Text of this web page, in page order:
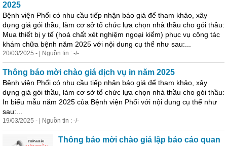
2025
Bệnh viện Phổi có nhu cầu tiếp nhận báo giá để tham khảo, xây
dựng giá gói thầu, làm cơ sở tổ chức lựa chọn nhà thầu cho gói thầu:
Mua thiết bị y tế (hoá chất xét nghiệm ngoại kiểm) phục vụ công tác
khám chữa bệnh năm 2025 với nội dung cụ thể như sau:...
20/03/2025 - | Nguồn tin : -/-
Thông báo mời chào giá dịch vụ in năm 2025
Bệnh viện Phổi có nhu cầu tiếp nhận báo giá để tham khảo, xây
dựng giá gói thầu, làm cơ sở tổ chức lựa chọn nhà thầu cho gói thầu:
In biểu mẫu năm 2025 của Bệnh viện Phổi với nội dung cụ thể như
sau:...
19/03/2025 - | Nguồn tin : -/-
Thông báo mời chào giá lập báo cáo quan